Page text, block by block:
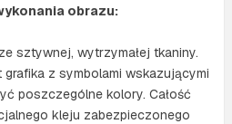
obrazu:
sztywnej, wytrzymałej tkaniny.
z symbolami wskazującymi
poszczególne kolory. Całość
kleju zabezpieczonego